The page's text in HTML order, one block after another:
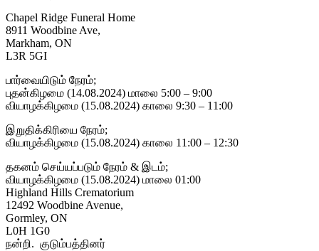
Chapel Ridge Funeral Home
8911 Woodbine Ave,
Markham, ON
L3R 5GI
பார்வையிடும் நேரம்;
புதன்கிழமை (14.08.2024) மாலை 5:00 – 9:00
வியாழக்கிழமை (15.08.2024) காலை 9:30 – 11:00
இறுதிக்கிரியை நேரம்;
வியாழக்கிழமை (15.08.2024) காலை 11:00 – 12:30
தகனம் செய்யப்படும் நேரம் & இடம்;
வியாழக்கிழமை (15.08.2024) மாலை 01:00
Highland Hills Crematorium
12492 Woodbine Avenue,
Gormley, ON
L0H 1G0
நன்றி. குடும்பத்தினர்